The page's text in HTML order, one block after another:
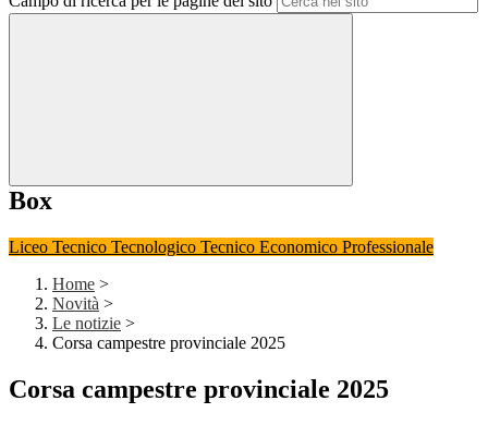
Box
Liceo Tecnico Tecnologico Tecnico Economico Professionale
Home >
Novità >
Le notizie >
Corsa campestre provinciale 2025
Corsa campestre provinciale 2025